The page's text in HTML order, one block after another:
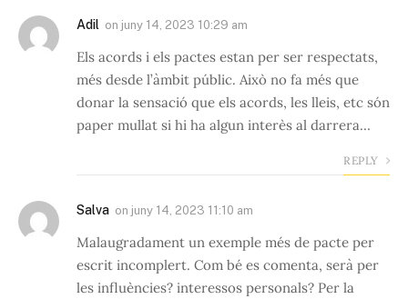
Adil on juny 14, 2023 10:29 am
Els acords i els pactes estan per ser respectats,
més desde l’àmbit públic. Això no fa més que
donar la sensació que els acords, les lleis, etc són
paper mullat si hi ha algun interès al darrera…
REPLY
Salva on juny 14, 2023 11:10 am
Malaugradament un exemple més de pacte per
escrit incomplert. Com bé es comenta, serà per
les influències? interessos personals? Per la